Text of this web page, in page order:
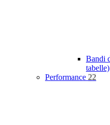
Bandi
tabelle)
Performance 22